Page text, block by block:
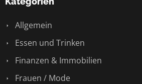
Allgemein
Essen und Trinken
Finanzen & Immobilien
Frauen / Mode